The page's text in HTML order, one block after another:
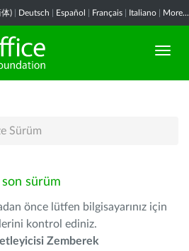
) Deutsch Español Français Italiano More...
Sürüm
sürüm
önce lütfen bilgisayarınız için
kontrol ediniz.
Zemberek